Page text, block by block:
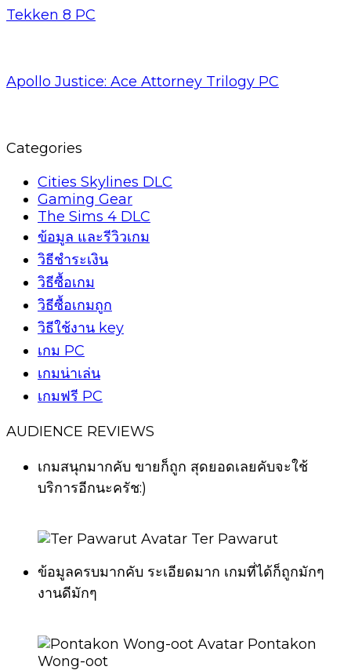
Tekken 8 PC
Apollo Justice: Ace Attorney Trilogy PC
Categories
Cities Skylines DLC
Gaming Gear
The Sims 4 DLC
ข้อมูล และรีวิวเกม
วิธีชำระเงิน
วิธีซื้อเกม
วิธีซื้อเกมถูก
วิธีใช้งาน key
เกม PC
เกมน่าเล่น
เกมฟรี PC
AUDIENCE REVIEWS
เกมสนุกมากคับ ขายก็ถูก สุดยอดเลยคับจะใช้
บริการอีกนะครัช:)
Ter Pawarut
ข้อมูลครบมากคับ ระเอียดมาก เกมที่ได้ก็ถูกมักๆ
งานดีมักๆ
Pontakon
Wong-oot